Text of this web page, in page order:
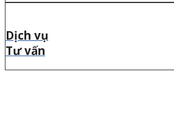
Dịch vụ
Tư vấn